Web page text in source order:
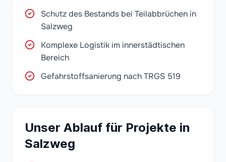
Schutz des Bestands bei Teilabbrüchen in
Salzweg
Komplexe Logistik im innerstädtischen
Bereich
Gefahrstoffsanierung nach TRGS 519
Unser Ablauf für Projekte in
Salzweg